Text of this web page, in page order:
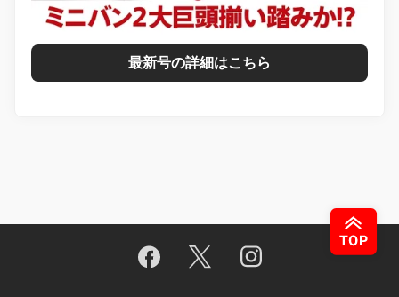
最新号の詳細はこちら